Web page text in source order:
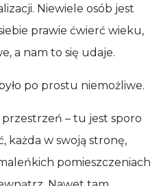
Niewiele osób jest
prawie ćwierć wieku,
a nam to się udaje.
po prostu niemożliwe.
przestrzeń – tu jest sporo
każda w swoją stronę,
pomieszczeniach